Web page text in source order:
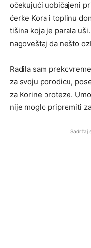
očekujući uobičajeni
ćerke Kora i toplinu
tišina koja je parala
nagoveštaj da nešto
Radila sam
za svoju porodicu,
za Korine proteze.
nije moglo pripremiti
Sadržaj